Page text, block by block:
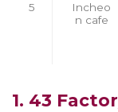
5
Incheo
n cafe
1. 43